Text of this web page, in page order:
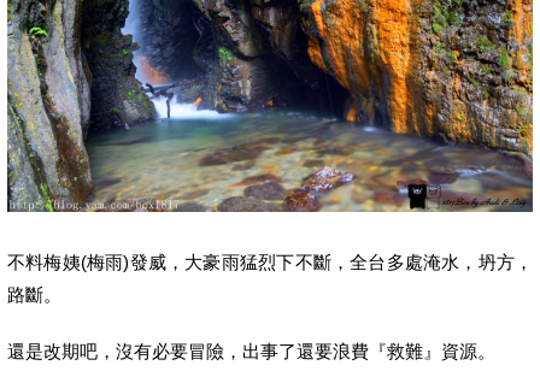
不料梅姨(梅雨)發威，大豪雨猛烈下不斷，全台多處淹水，坍方，
路斷。
還是改期吧，沒有必要冒險，出事了還要浪費『救難』資源。